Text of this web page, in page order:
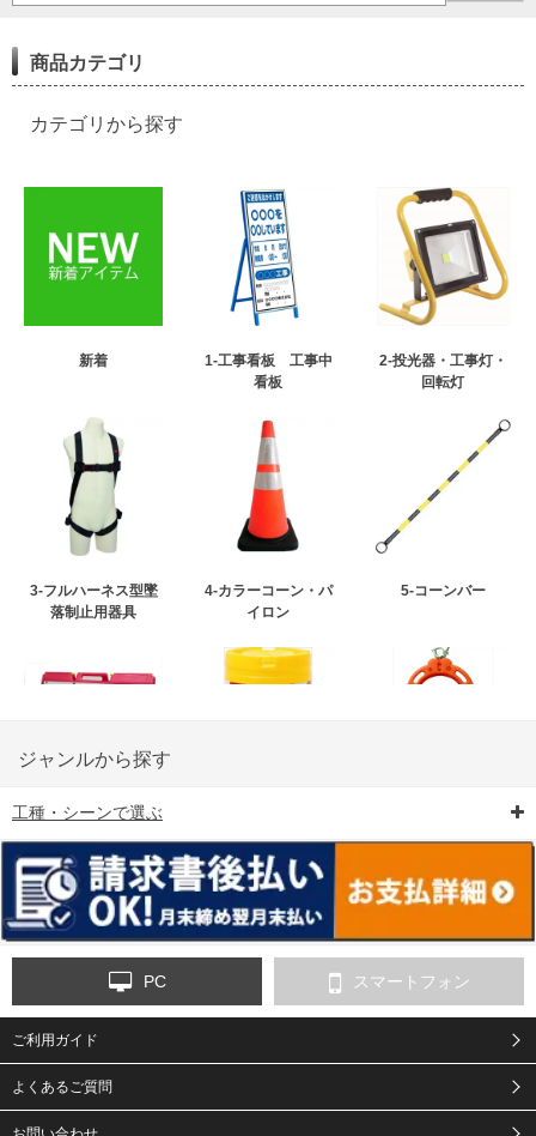
商品カテゴリ
カテゴリから探す
新着
1-工事看板 工事中
看板
2-投光器・工事灯・
回転灯
3-フルハーネス型墜
落制止用器具
4-カラーコーン・パ
イロン
5-コーンバー
6-矢印板/LED矢印板
ンス
9-点字マット・タイ
ジャンルから探す
工種・シーンで選ぶ
PC スマートフォン
ご利用ガイド
よくあるご質問